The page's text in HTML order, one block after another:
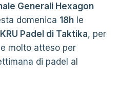
Generali Hexagon
domenica 18hle
KRU Padel di Taktika, per
molto atteso per
di padel al